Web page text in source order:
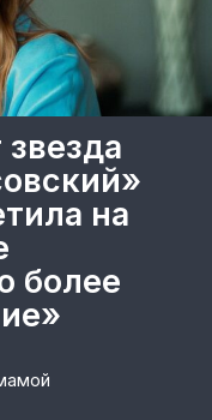
на
более